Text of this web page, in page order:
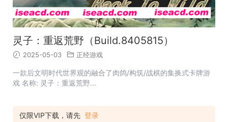
灵子：重返荒野（Build.8405815）
2025-05-03 正经游戏
一款后文明时代世界观的融合了肉鸽/构筑/战棋的集换式卡牌游
戏 名称: 灵子：重返荒野...
仅限VIP下载，请先 登录